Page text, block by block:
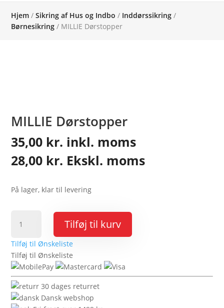
Hjem /Sikring af Hus og Indbo / Inddørssikring /
Børnesikring / MILLIE Dørstopper
MILLIE Dørstopper
35,00 kr. inkl. moms
28,00 kr. Ekskl. moms
På lager, klar til levering
Dørstopper
antal
Tilføj til kurv
Tilføj til Ønskeliste
Tilføj til Ønskeliste
30 dages returret
Dansk webshop